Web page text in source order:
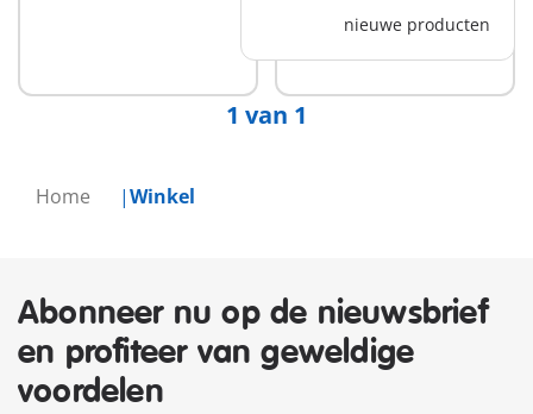
Home Winkel
nieuwe producten
beschikbaar
1 van 1
Abonneer nu op de nieuwsbrief
en profiteer van geweldige
voordelen